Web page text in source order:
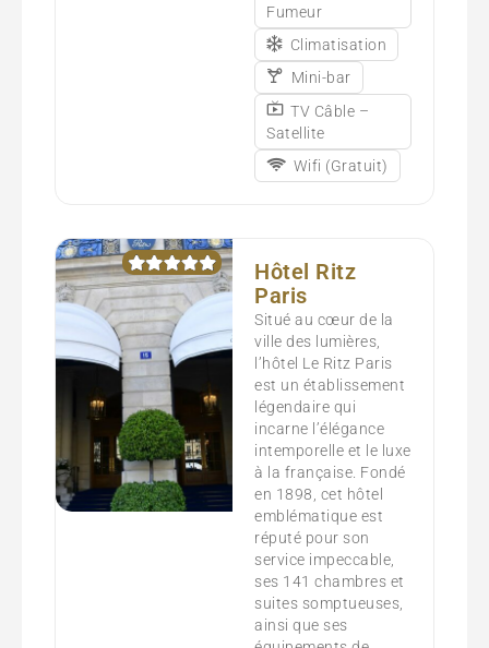
Fumeur
Climatisation
Mini-bar
TV Câble –
Satellite
Wifi (Gratuit)
Hôtel Ritz
Paris
Situé au cœur de la
ville des lumières,
l’hôtel Le Ritz Paris
est un établissement
légendaire qui
incarne l’élégance
intemporelle et le luxe
à la française. Fondé
en 1898, cet hôtel
emblématique est
réputé pour son
service impeccable,
ses 141 chambres et
suites somptueuses,
ainsi que ses